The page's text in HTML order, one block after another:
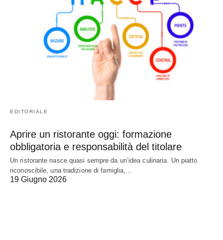
EDITORIALE
Aprire un ristorante oggi: formazione
obbligatoria e responsabilità del titolare
Un ristorante nasce quasi sempre da un’idea culinaria. Un piatto
riconoscibile, una tradizione di famiglia,…
19 Giugno 2026